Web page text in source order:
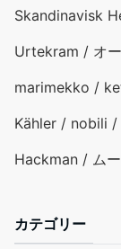
Skandinavisk
Urtekram / オ
marimekko /
Kähler / nobili /
Hackman / ム
カテゴリー